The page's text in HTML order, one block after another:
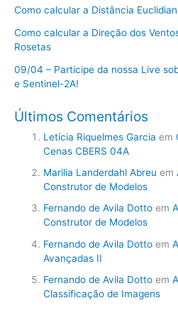
Como calcular a Distância
Como calcular a Direção dos
Rosetas
09/04 – Participe da nossa Live
e Sentinel-2A!
Últimos Comentários
Letícia Riquelmes Garcia em
Cenas CBERS 04A
Marilia Landerdahl Abreu em
Construtor de Modelos
Fernando de Avila Dotto em
Construtor de Modelos
Fernando de Avila Dotto em
Avançadas II
Fernando de Avila Dotto em
Classificação de Imagens